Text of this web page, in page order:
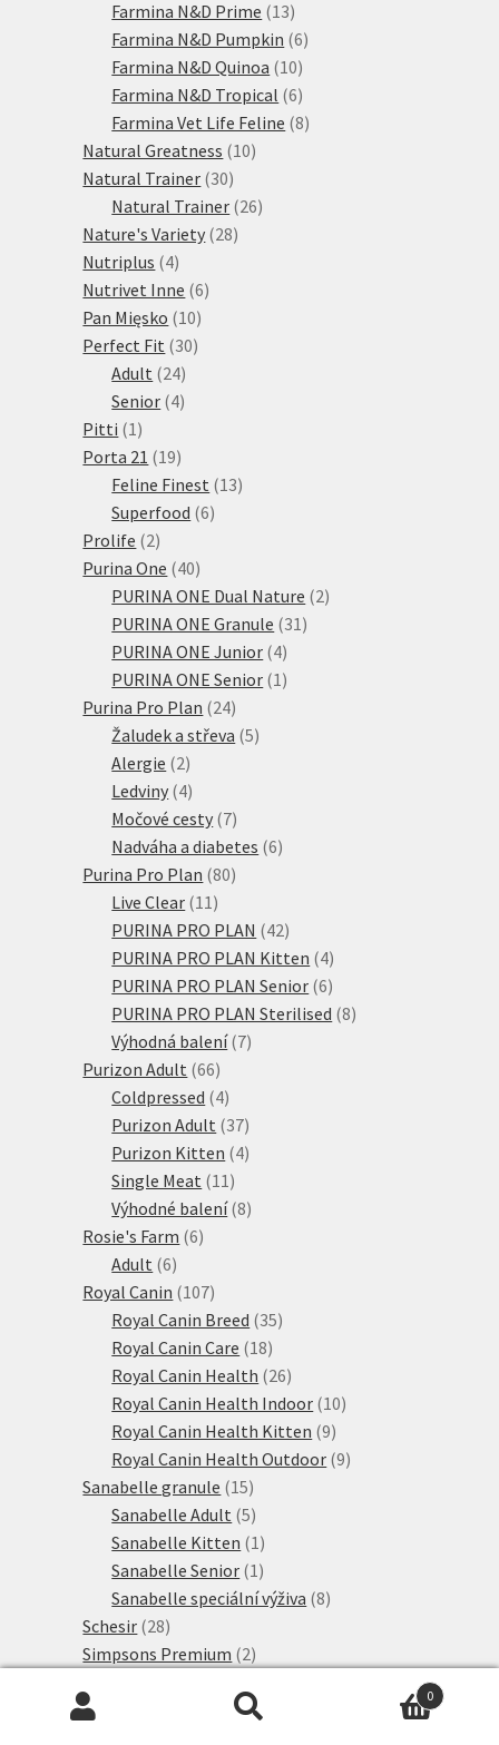
produktů
Farmina N&D Prime 1313
produktů
Farmina N&D Pumpkin 66
Farmina N&D Quinoa 1010
produktů
Farmina N&D Tropical 66
produktů
Farmina Vet Life Feline 88
Natural Greatness 1010
Natural Trainer 3030
produktů
Natural Trainer 2626
Nature's Variety 2828
Nutriplus 44
produkty
Nutrivet Inne 66
Pan Mięsko 1010
produktů
Perfect Fit 3030
Adult 2424
produktů
Senior 44
Pitti 1 1
produkt
Porta 21 1919
produktů
Feline Finest 1313
Superfood 66
Prolife 22
produkty
Purina One 4040
produktů
PURINA ONE Dual Nature 22
PURINA ONE Granule 31 31
PURINA ONE Junior 44
produkty
PURINA ONE Senior 1 1
Purina Pro Plan 2424
produktů
Žaludek a střeva 55
Alergie 22
produkty
Ledviny 44
produkty
Močové cesty 77
produktů
Nadváha a diabetes 66
Purina Pro Plan 8080
Live Clear 11 11
produktů
PURINA PRO PLAN 4242
produktů
PURINA PRO PLAN Kitten 44
produkty
PURINA PRO PLAN Senior 66
produktů
PURINA PRO PLAN Sterilised 88
Výhodná balení 77
Purizon Adult 6666
produktů
Coldpressed 44
produkty
Purizon Adult 3737
produktů
Purizon Kitten 44
Single Meat 11 11
produktů
Výhodné balení 88
Rosie's Farm 66
Adult 66
produktů
Royal Canin 107107
produktů
Royal Canin Breed 3535
Royal Canin Care 1818
produktů
Royal Canin Health 2626
produktů
Royal Canin Health Indoor 1010
Royal Canin Health Kitten 99
produktů
Royal Canin Health Outdoor 99
Sanabelle granule 1515
produktů
Sanabelle Adult 55
produktů
Sanabelle Kitten 1 1
produkt
Sanabelle Senior 1 1
produkt
Sanabelle speciální výživa 88
Schesir 2828
produktů
Simpsons Premium 22
Smilla
0